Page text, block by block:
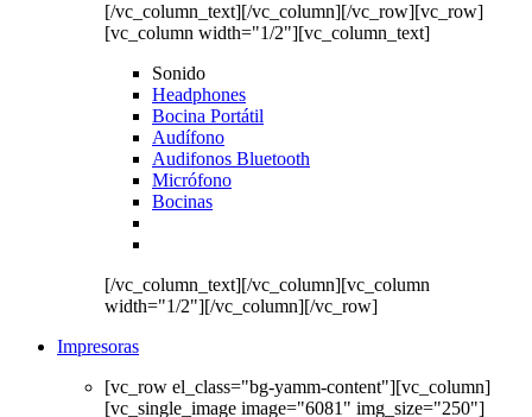
[/vc_column_text][/vc_column][/vc_row][vc_row]
[vc_column width="1/2"][vc_column_text]
Sonido
Headphones
Bocina Portátil
Audífono
Audifonos Bluetooth
Micrófono
Bocinas
[/vc_column_text][/vc_column][vc_column
width="1/2"][/vc_column][/vc_row]
Impresoras
[vc_row el_class="bg-yamm-content"][vc_column]
[vc_single_image image="6081" img_size="250"]